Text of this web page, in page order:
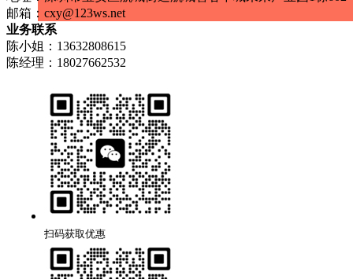
邮箱： cxy@123ws.net
业务联系
陈小姐：13632808615
陈经理：18027662532
扫码获取优惠